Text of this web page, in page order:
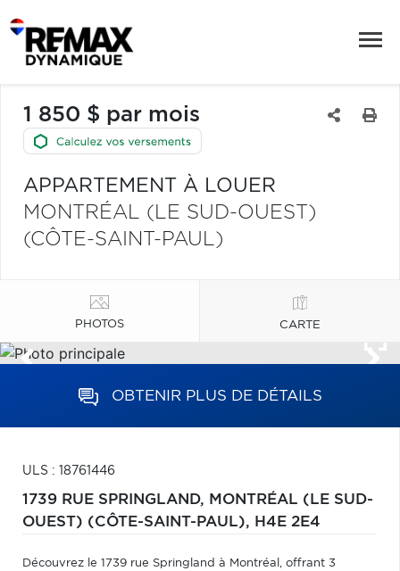
1 850 $ par mois
APPARTEMENT À LOUER
MONTRÉAL (LE SUD-OUEST)
(CÔTE-SAINT-PAUL)
PHOTOS CARTE
OBTENIR PLUS DE DÉTAILS
ULS : 18761446
1739 RUE SPRINGLAND, MONTRÉAL (LE SUD-
OUEST) (CÔTE-SAINT-PAUL), H4E 2E4
Découvrez le 1739 rue Springland à Montréal, offrant 3